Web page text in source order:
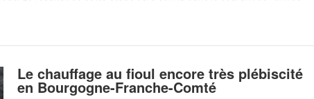
Le chauffage au fioul encore très plébiscité
en Bourgogne-Franche-Comté